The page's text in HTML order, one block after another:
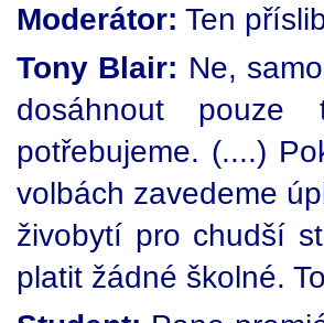
Moderátor: Ten
Tony Blair: Ne,
dosáhnout pouze
potřebujeme. (....)
volbách zavedeme
živobytí pro chudší
platit žádné školné.